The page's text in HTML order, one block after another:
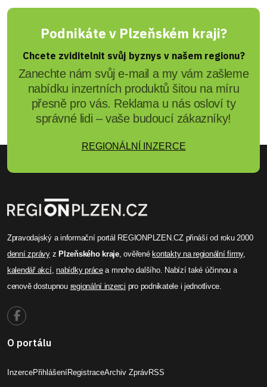
Podnikáte v Plzeňském kraji?
Chcete zviditelnit svůj byznys v našem regionu?
Zanechte nám svůj e-mail a my vám zašleme
nabídku inzertních produktů šitou na míru
přesně pro vás. Reklama u nás osloví ty
správné lidi – vaše budoucí zákazníky!
REGIONÁLNÍ INZERCE
Zpravodajský a informační portál REGIONPLZEN.CZ přináší od roku 2000
denní zprávyz Plzeňského kraje, ověřené kontakty na regionální firmy,
kalendář akcí,nabídky prácea mnoho dalšího. Nabízí také účinnou a
cenově dostupnou regionální inzerci pro podnikatele i jednotlivce.
O portálu
InzercePřihlášeníRegistraceArchiv ZprávRSS